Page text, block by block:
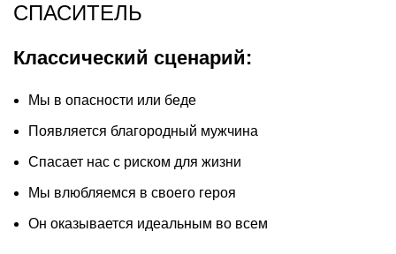
СПАСИТЕЛЬ
Классический сценарий:
Мы в опасности или беде
Появляется благородный мужчина
Спасает нас с риском для жизни
Мы влюбляемся в своего героя
Он оказывается идеальным во всем